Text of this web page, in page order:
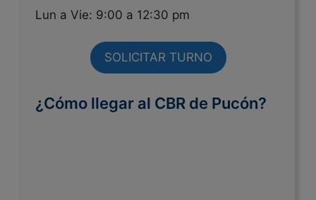
Lun a Vie: 9:00 a 12:30 pm
SOLICITAR TURNO
¿Cómo llegar al CBR de Pucón?